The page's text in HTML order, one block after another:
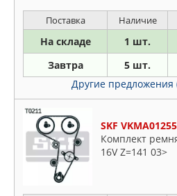
INA
LYNXAUTO
METELLI
Neon
Saratoga
Sebring
Voyager
Ypsilon
2.0 D
Поставка Наличие
На складе 1 шт.
Завтра 5 шт.
Другие предложения
SKF VKMA01255
Комплект
16V Z=141 03>